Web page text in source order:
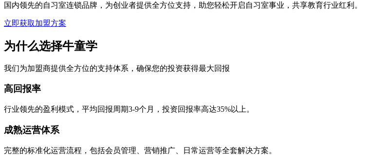
国内领先的自习室连锁品牌，为创业者提供全方位支持，助您轻松开启自习室事业，共享教育行业红利。
立即获取加盟方案
为什么选择牛童学
我们为加盟商提供全方位的支持体系，确保您的投资获得最大回报
高回报率
行业领先的盈利模式，平均回报周期3-9个月，投资回报率高达35%以上。
成熟运营体系
完整的标准化运营流程，包括会员管理、营销推广、日常运营等全套解决方案。